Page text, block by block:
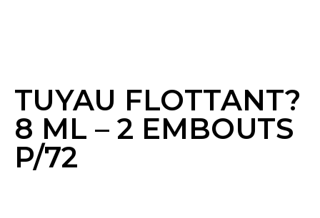
TUYAU FLOTTANT?
8 ML – 2 EMBOUTS
P/72